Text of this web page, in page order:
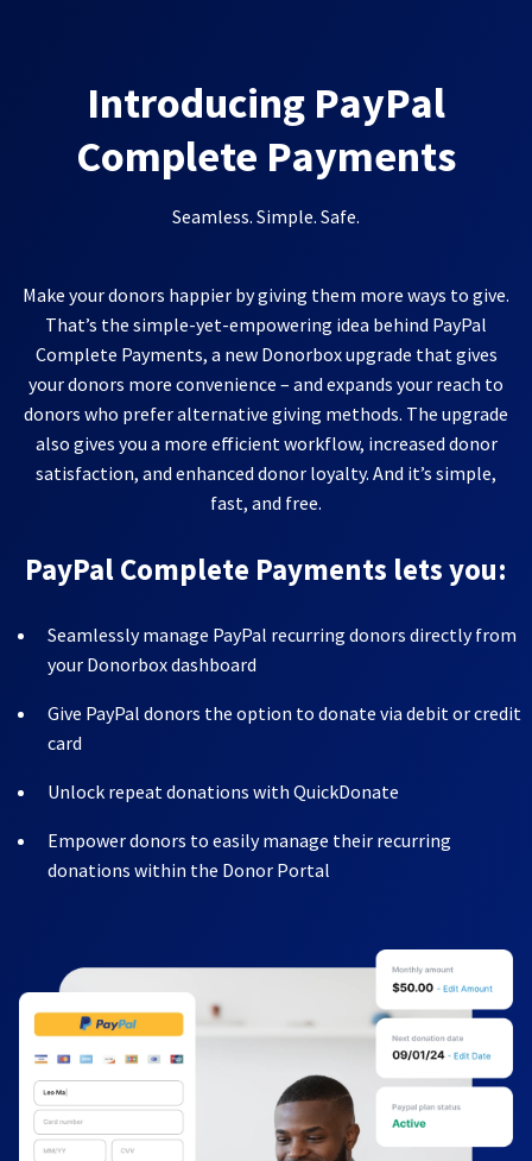
Introducing PayPal
Complete Payments
Seamless. Simple. Safe.
Make your donors happier by giving them more ways to give.
That’s the simple-yet-empowering idea behind PayPal
Complete Payments, a new Donorbox upgrade that gives
your donors more convenience – and expands your reach to
donors who prefer alternative giving methods. The upgrade
also gives you a more efficient workflow, increased donor
satisfaction, and enhanced donor loyalty. And it’s simple,
fast, and free.
PayPal Complete Payments lets you:
Seamlessly manage PayPal recurring donors directly from
your Donorbox dashboard
Give PayPal donors the option to donate via debit or credit
card
Unlock repeat donations with QuickDonate
Empower donors to easily manage their recurring
donations within the Donor Portal